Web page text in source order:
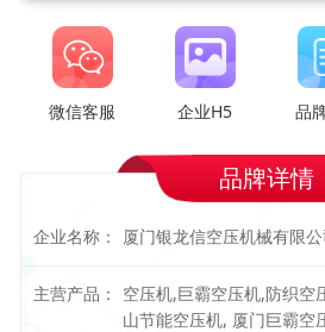
微信客服 企业H5 品
品牌详情
企业名称： 厦门银龙信空压机械有限公
主营产品：
空压机,巨霸空压机,防织空
山节能空压机, 厦门巨霸空